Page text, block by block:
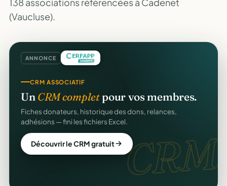
(Vaucluse).
ANNONCE
CRM.
CRM ASSOCIATIF
Un CRM completpour vos membres.
Fiches donateurs, historique des dons, relances,
adhésions — fini les fichiers Excel.
Découvrir le CRM gratuit